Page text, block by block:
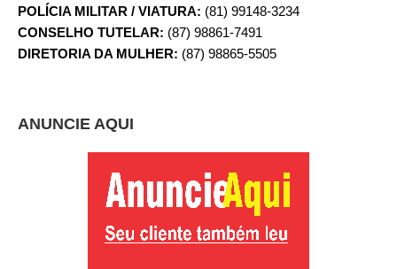
POLÍCIA MILITAR / VIATURA: (81) 99148-3234
CONSELHO TUTELAR: (87) 98861-7491
DIRETORIA DA MULHER: (87) 98865-5505
ANUNCIE AQUI